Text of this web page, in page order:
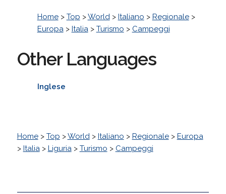
Home> Top >World> Italiano > Regionale>
Europa> Italia> Turismo > Campeggi
Other Languages
Inglese
Home> Top >World> Italiano > Regionale> Europa
> Italia> Liguria> Turismo > Campeggi